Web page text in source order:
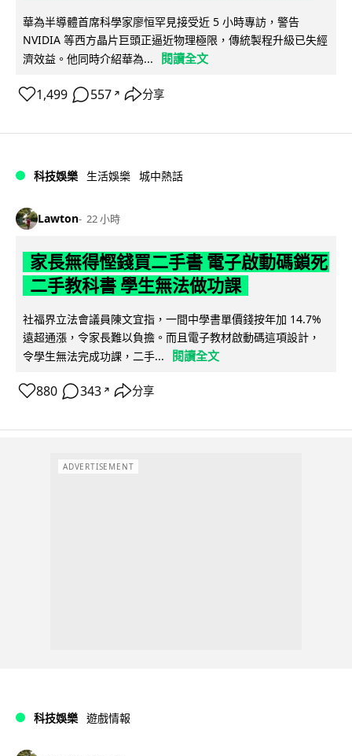
華為半導體首席科學家廖恒罕見接受近 5 小時專訪，警告
NVIDIA 等西方晶片巨頭正逼近物理極限，傳統製程升級已失經
濟效益。他同時介紹華為...
閱讀全文
1,499 557 ↗ 分享
科技娛樂 生活娛樂 城中熱話
Lawton 22 小時
家長無得慳錢買二手書 電子啟動碼鎖死
二手教科書 學生無法做功課
社福界立法會議員陳文宜指，一間中學書單價錢按年加 14.7%
遠超通漲，令家長難以負擔。而且電子教材啟動碼這項設計，
令學生無法完成功課，二手...
閱讀全文
880 343 ↗ 分享
ADVERTISEMENT
科技娛樂 遊戲情報